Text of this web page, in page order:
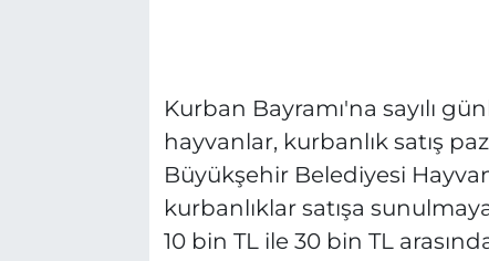
Kurban Bayramı'na sayılı
hayvanlar, kurbanlık satış
Büyükşehir Belediyesi
kurbanlıklar satışa
10 bin TL ile 30 bin TL